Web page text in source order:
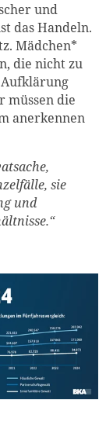
und
das Handeln.
Mädchen*
die nicht zu
müssen die
anerkennen
sie
und